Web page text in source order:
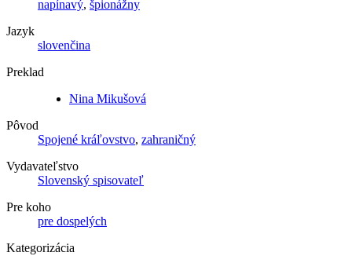
napínavý, špionážny
Jazyk
slovenčina
Preklad
Nina Mikušová
Pôvod
Spojené kráľovstvo, zahraničný
Vydavateľstvo
Slovenský spisovateľ
Pre koho
pre dospelých
Kategorizácia